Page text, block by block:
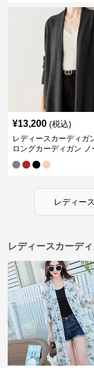
¥13,200 (税込)
レディースカーディガ
ロングカーディガン ノ
レディー
レディースカーデ